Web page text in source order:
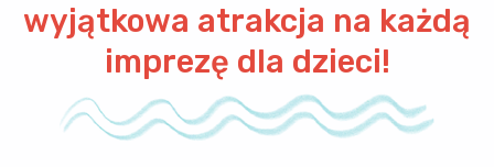
wyjątkowa atrakcja na każdą
imprezę dla dzieci!